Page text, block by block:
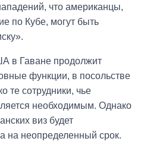
что американцы,
по Кубе, могут быть
в Гаване продолжит
функции, в посольстве
те сотрудники, чье
необходимым. Однако
виз будет
на неопределенный срок.